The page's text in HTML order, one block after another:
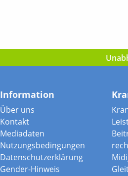
Information
Über uns
Kontakt
Mediadaten
Nutzungsbedingungen
Datenschutzerklärung
Gender-Hinweis